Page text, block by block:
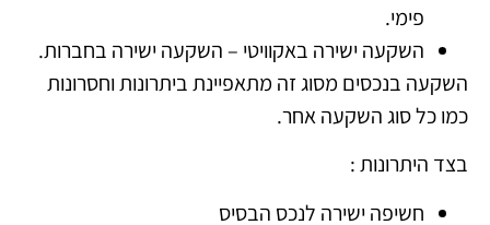
פימי.
השקעה ישירה באקוויטי – השקעה ישירה בחברות.
השקעה בנכסים מסוג זה מתאפיינת ביתרונות וחסרונות
כמו כל סוג השקעה אחר.
בצד היתרונות :
חשיפה ישירה לנכס הבסיס